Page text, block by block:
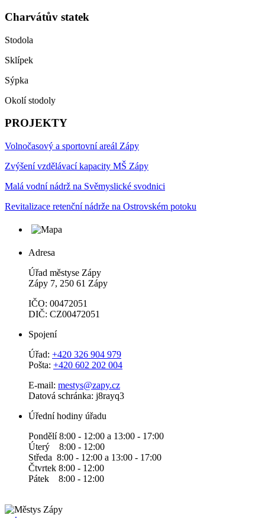
Charvátův statek
Stodola
Sklípek
Sýpka
Okolí stodoly
PROJEKTY
Volnočasový a sportovní areál Zápy
Zvýšení vzdělávací kapacity MŠ Zápy
Malá vodní nádrž na Svěmyslické svodnici
Revitalizace retenční nádrže na Ostrovském potoku
Adresa
Úřad městyse Zápy
Zápy 7, 250 61 Zápy
IČO: 00472051
DIČ: CZ00472051
Spojení
Úřad: +420 326 904 979
Pošta: +420 602 202 004
E-mail: mestys@zapy.cz
Datová schránka: j8rayq3
Úřední hodiny úřadu
Pondělí 8:00 - 12:00 a 13:00 - 17:00
Úterý 8:00 - 12:00
Středa 8:00 - 12:00 a 13:00 - 17:00
Čtvrtek 8:00 - 12:00
Pátek 8:00 - 12:00